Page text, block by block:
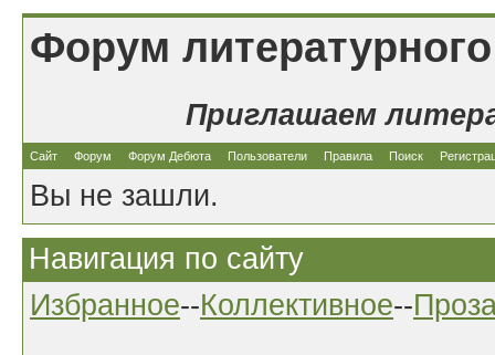
Форум
Приглашаем
Сайт Форум Форум Дебюта Пользователи Правила Поиск
Вы не зашли.
Навигация по сайту
Избранное--Коллективное--